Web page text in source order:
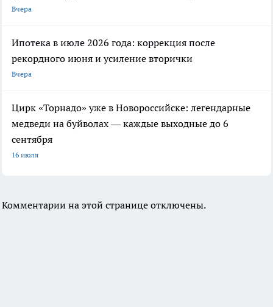
Вчера
Ипотека в июле 2026 года: коррекция после
рекордного июня и усиление вторички
Вчера
Цирк «Торнадо» уже в Новороссийске: легендарные
медведи на буйволах — каждые выходные до 6
сентября
16 июля
Комментарии на этой странице отключены.